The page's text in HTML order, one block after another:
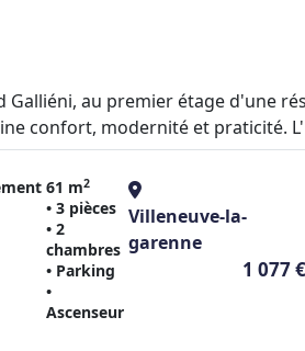
au premier étage d'une
confort, modernité et praticité. L'
61 m2
• 3 pièces
• 2
chambres
• Parking
•
Ascenseur
Villeneuve-la-
garenne
1 077 €